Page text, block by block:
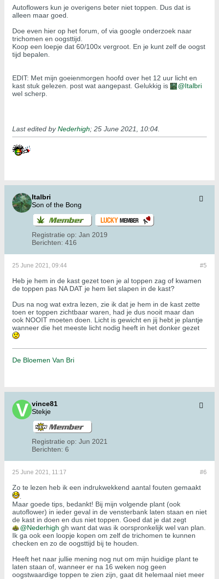
Autoflowers kun je overigens beter niet toppen. Dus dat is
alleen maar goed.
Doe even hier op het forum, of via google onderzoek naar
trichomen en oogsttijd.
Koop een loepje dat 60/100x vergroot. En je kunt zelf de oogst
tijd bepalen.
EDIT: Met mijn goeienmorgen hoofd over het 12 uur licht en
kast stuk gelezen. post wat aangepast. Gelukkig is
Italbri
wel scherp.
Last edited byNederhigh; 25 June 2021, 10:04
Italbri
Son of the Bong
Registratie op: Jan 2019
Berichten: 416
#5
25 June 2021, 09:44
Heb je hem in de kast gezet toen je al toppen zag of kwamen
de toppen pas NA DAT je hem liet slapen in de kast?
Dus na nog wat extra lezen, zie ik dat je hem in de kast zette
toen er toppen zichtbaar waren, had je dus nooit maar dan
ook NOOIT moeten doen. Licht is gewicht en jij hebt je plantje
wanneer die het meeste licht nodig heeft in het donker gezet
De Bloemen Van Bri
vince81
Stekje
Registratie op: Jun 2021
Berichten: 6
#6
25 June 2021, 11:17
Zo te lezen heb ik een indrukwekkend aantal fouten gemaakt
Maar goede tips, bedankt! Bij mijn volgende plant (ook
autoflower) in ieder geval in de vensterbank laten staan en niet
de kast in doen en dus niet toppen. Goed dat je dat zegt
Nederhigh gh want dat was ik oorspronkelijk wel van plan.
Ik ga ook een loopje kopen om zelf de trichomen te kunnen
checken en zo de oogsttijd bij te houden.
Heeft het naar jullie mening nog nut om mijn huidige plant te
laten staan of, wanneer er na 16 weken nog geen
oogstwaardige toppen te zien zijn, gaat dit helemaal niet meer